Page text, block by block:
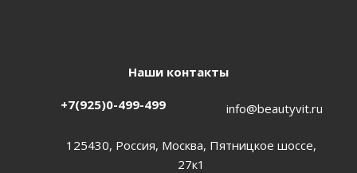
Наши контакты
+7(925)0-499-499 info@beautyvit.ru
125430, Россия, Москва, Пятницкое шоссе,
27к1